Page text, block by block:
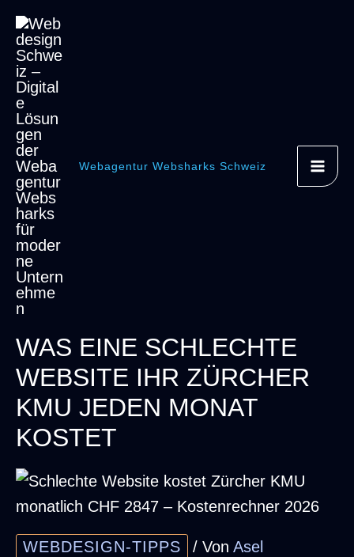
Zum
Inhalt
springen
Webagentur Websharks Schweiz
WAS EINE SCHLECHTE
WEBSITE IHR ZÜRCHER
KMU JEDEN MONAT
KOSTET
WEBDESIGN-TIPPS / Von Asel